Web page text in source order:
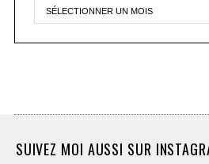
SUIVEZ MOI AUSSI SUR